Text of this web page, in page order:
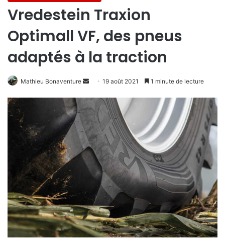
Vredestein Traxion
Optimall VF, des pneus
adaptés à la traction
Mathieu Bonaventure
y
e
r
u
r
r
19 août 2021 1 minute de lecture